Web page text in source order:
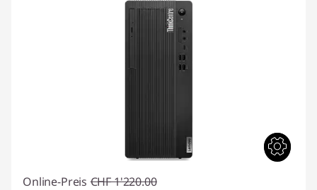
Online-Preis CHF 1'220.00